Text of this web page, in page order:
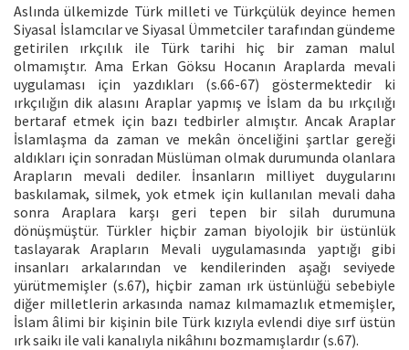
Aslında ülkemizde Türk milleti ve Türkçülük deyince hemen
Siyasal İslamcılar ve Siyasal Ümmetciler tarafından gündeme
getirilen ırkçılık ile Türk tarihi hiç bir zaman malul
olmamıştır. Ama Erkan Göksu Hocanın Araplarda mevali
uygulaması için yazdıkları (s.66-67) göstermektedir ki
ırkçılığın dik alasını Araplar yapmış ve İslam da bu ırkçılığı
bertaraf etmek için bazı tedbirler almıştır. Ancak Araplar
İslamlaşma da zaman ve mekân önceliğini şartlar gereği
aldıkları için sonradan Müslüman olmak durumunda olanlara
Arapların mevali dediler. İnsanların milliyet duygularını
baskılamak, silmek, yok etmek için kullanılan mevali daha
sonra Araplara karşı geri tepen bir silah durumuna
dönüşmüştür. Türkler hiçbir zaman biyolojik bir üstünlük
taslayarak Arapların Mevali uygulamasında yaptığı gibi
insanları arkalarından ve kendilerinden aşağı seviyede
yürütmemişler (s.67), hiçbir zaman ırk üstünlüğü sebebiyle
diğer milletlerin arkasında namaz kılmamazlık etmemişler,
İslam âlimi bir kişinin bile Türk kızıyla evlendi diye sırf üstün
ırk saikı ile vali kanalıyla nikâhını bozmamışlardır (s.67).